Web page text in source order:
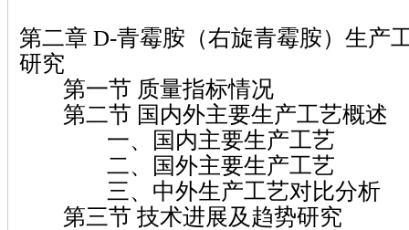
第二章 D-青霉胺（右旋青霉胺）生产
研究
第一节 质量指标情况
第二节 国内外主要生产工艺概述
一、国内主要生产工艺
二、国外主要生产工艺
三、中外生产工艺对比分析
第三节 技术进展及趋势研究